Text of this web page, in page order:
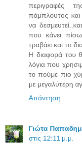
περιγραφές
πάμπλουτος
να
που κάνει
τραβάει και το
Η διαφορά του
λόγια που
το πούμε πιο
με μεγαλύτερη
Απάντηση
Γιώτα
στις 12:11 μ.μ.